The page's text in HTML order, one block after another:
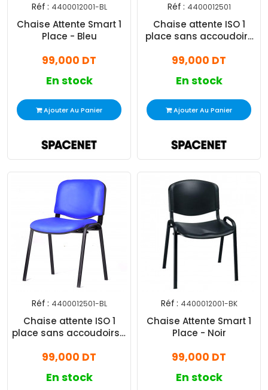
Réf : 4400012001-BL
Chaise Attente Smart 1
Place - Bleu
99,000 DT
En stock
Ajouter Au Panier
Réf : 4400012501
Chaise attente ISO 1
place sans accoudoirs
99,000 DT
En stock
Ajouter Au Panier
Réf : 4400012501-BL
Chaise attente ISO 1
place sans accoudoirs -
99,000 DT
En stock
Réf : 4400012001-BK
Chaise Attente Smart 1
Place - Noir
99,000 DT
En stock